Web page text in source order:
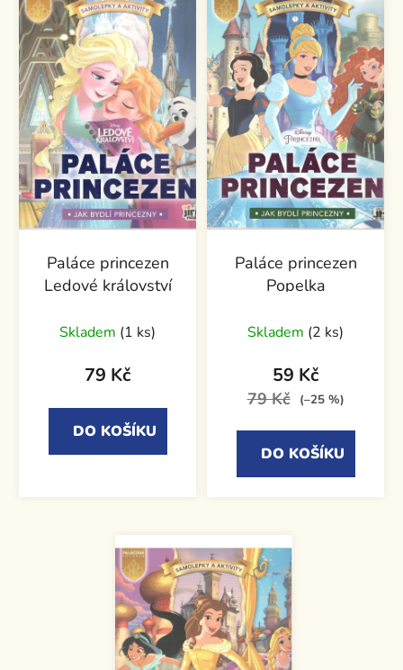
Paláce princezen
Ledové království
Skladem (1 ks)
79 Kč
DO KOŠÍKU
Paláce princezen
Popelka
Skladem (2 ks)
59 Kč
79 Kč (–25 %)
DO KOŠÍKU